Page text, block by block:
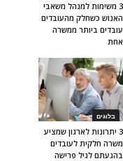
3 משימות למנהל משאבי
האנוש כשחלק מהעובדים
עובדים ביותר ממשרה
אחת
בלוגים
3 יתרונות לארגון שמציע
משרה חלקית לעובדים
בהגעתם לגיל פרישה